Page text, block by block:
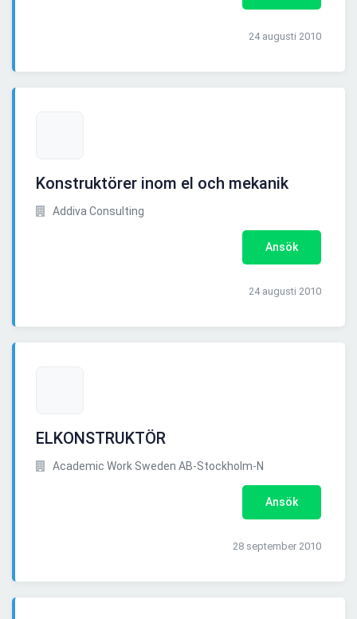
24 augusti 2010
Konstruktörer inom el och mekanik
Addiva Consulting
Ansök
24 augusti 2010
ELKONSTRUKTÖR
Academic Work Sweden AB-Stockholm-N
Ansök
28 september 2010